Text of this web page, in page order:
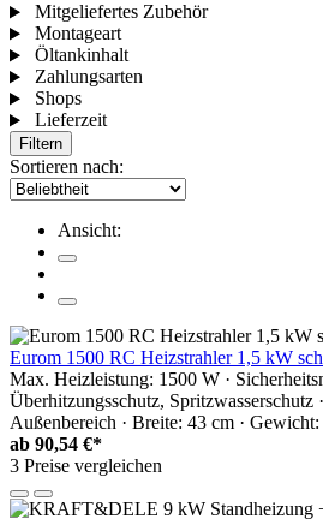
Mitgeliefertes Zubehör
Montageart
Öltankinhalt
Zahlungsarten
Shops
Lieferzeit
Filtern
Sortieren nach:
Ansicht:
Eurom 1500 RC Heizstrahler 1,5 kW
Max. Heizleistung: 1500 W ·
Überhitzungsschutz, Spritzwasserschutz
Außenbereich · Breite: 43 cm ·
ab 90,54 €*
3 Preise vergleichen